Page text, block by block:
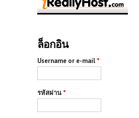
ล็อกอิน
Username or e-mail *
รหัสผ่าน *